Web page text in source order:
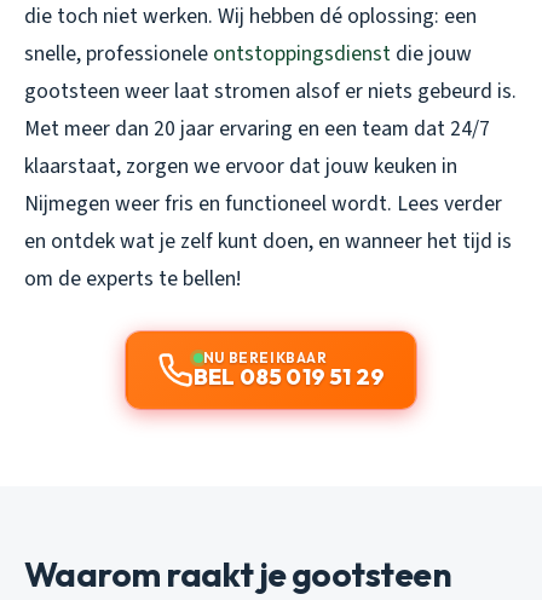
die toch niet werken. Wij hebben dé oplossing: een
snelle, professionele ontstoppingsdienst die jouw
gootsteen weer laat stromen alsof er niets gebeurd is.
Met meer dan 20 jaar ervaring en een team dat 24/7
klaarstaat, zorgen we ervoor dat jouw keuken in
Nijmegen weer fris en functioneel wordt. Lees verder
en ontdek wat je zelf kunt doen, en wanneer het tijd is
om de experts te bellen!
NU BEREIKBAAR
BEL 085 019 51 29
Waarom raakt je gootsteen